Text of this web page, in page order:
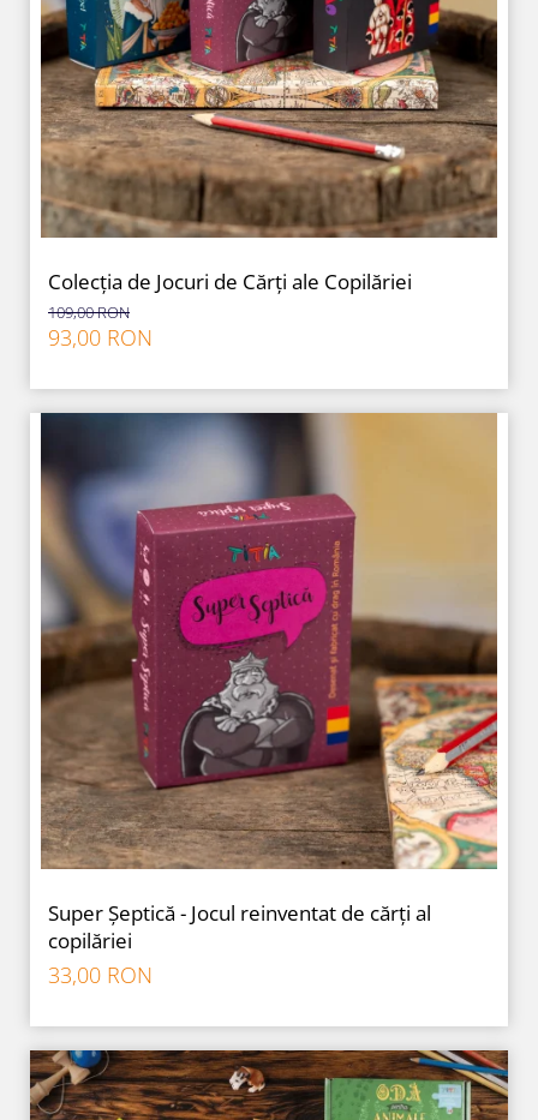
Colecția de Jocuri de Cărți ale Copilăriei
109,00 RON
93,00 RON
Super Șeptică - Jocul reinventat de cărți al
copilăriei
33,00 RON